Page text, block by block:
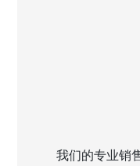
我们的专业销